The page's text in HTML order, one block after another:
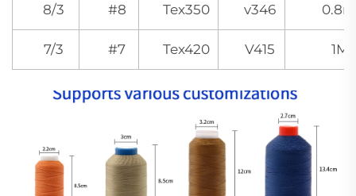
8/3 #8 Tex350 v346
7/3 #7 Tex420 V415